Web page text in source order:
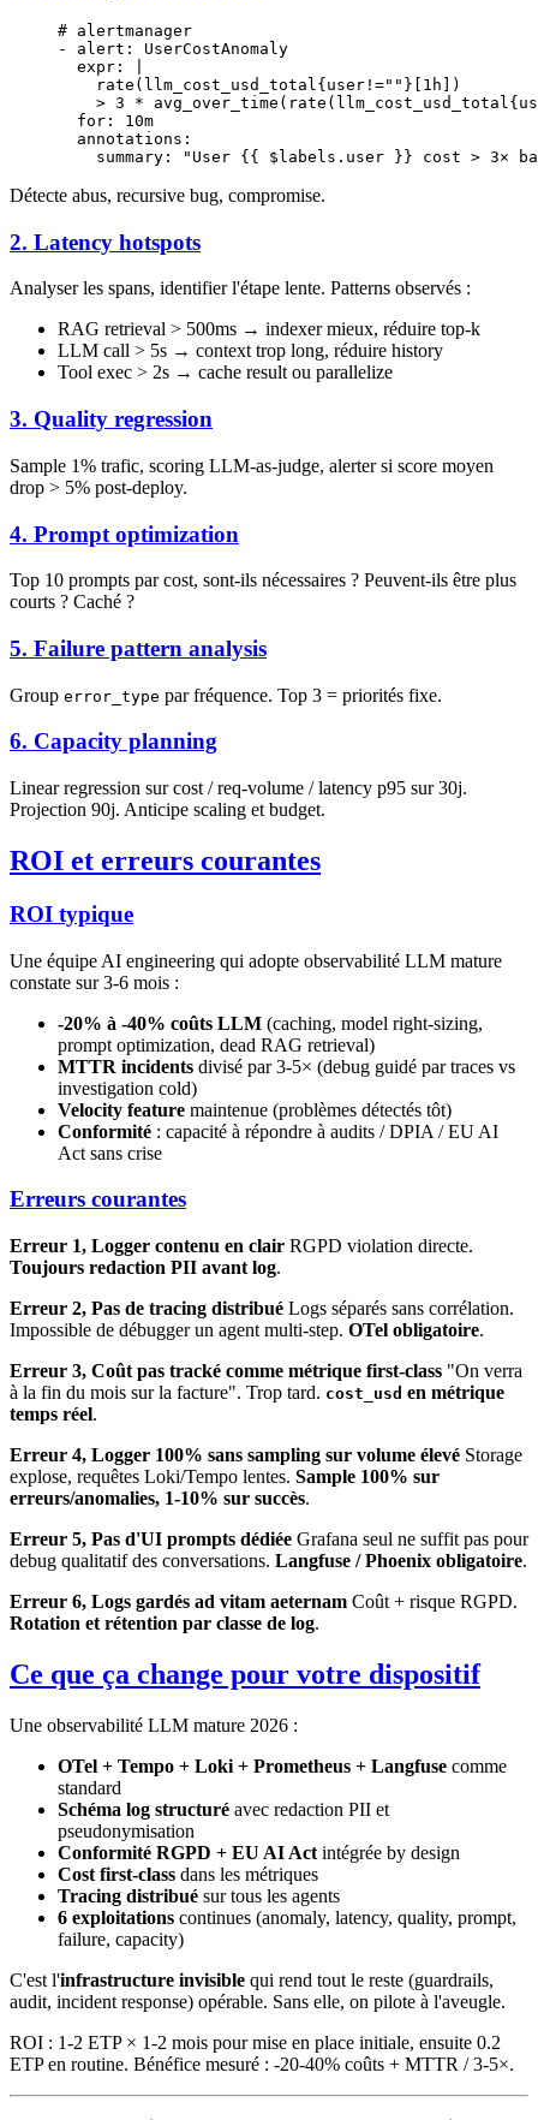
# alertmanager
- alert : UserCostAnomaly
  expr
:
    rate(llm_cost_usd_total{user!=""}[1h])
> 3 *
  for
: 10m
  annotations
:
    summary
: "User {{ $labels.user }} cost > 3×
Détecte abus, recursive bug, compromise.
2. Latency hotspots
Analyser les spans, identifier l'étape lente. Patterns observés :
RAG retrieval > 500ms → indexer mieux, réduire top-k
LLM call > 5s → context trop long, réduire history
Tool exec > 2s → cache result ou parallelize
3. Quality regression
Sample 1% trafic, scoring LLM-as-judge, alerter si score moyen
drop > 5% post-deploy.
4. Prompt optimization
Top 10 prompts par cost, sont-ils nécessaires ? Peuvent-ils être plus
courts ? Caché ?
5. Failure pattern analysis
Group error_type par fréquence. Top 3 = priorités fixe.
6. Capacity planning
Linear regression sur cost / req-volume / latency p95 sur 30j.
Projection 90j. Anticipe scaling et budget.
ROI et erreurs courantes
ROI typique
Une équipe AI engineering qui adopte observabilité LLM mature
constate sur 3-6 mois :
-20% à -40% coûts LLM (caching, model right-sizing,
prompt optimization, dead RAG retrieval)
MTTR incidents divisé par 3-5× (debug guidé par traces vs
investigation cold)
Velocity feature maintenue (problèmes détectés tôt)
Conformité : capacité à répondre à audits / DPIA / EU AI
Act sans crise
Erreurs courantes
Erreur 1, Logger contenu en clair RGPD violation directe.
Toujours redaction PII avant log.
Erreur 2, Pas de tracing distribué Logs séparés sans corrélation.
Impossible de débugger un agent multi-step. OTel obligatoire.
Erreur 3, Coût pas tracké comme métrique first-class "On verra
à la fin du mois sur la facture". Trop tard. cost_usd en métrique
temps réel.
Erreur 4, Logger 100% sans sampling sur volume élevé Storage
explose, requêtes Loki/Tempo lentes. Sample 100% sur
erreurs/anomalies, 1-10% sur succès.
Erreur 5, Pas d'UI prompts dédiée Grafana seul ne suffit pas pour
debug qualitatif des conversations. Langfuse / Phoenix obligatoire.
Erreur 6, Logs gardés ad vitam aeternam Coût + risque RGPD.
Rotation et rétention par classe de log.
Ce que ça change pour votre dispositif
Une observabilité LLM mature 2026 :
OTel + Tempo + Loki + Prometheus + Langfuse comme
standard
Schéma log structuré avec redaction PII et
pseudonymisation
Conformité RGPD + EU AI Act intégrée by design
Cost first-class dans les métriques
Tracing distribué sur tous les agents
6 exploitations continues (anomaly, latency, quality, prompt,
failure, capacity)
C'est l'infrastructure invisible qui rend tout le reste (guardrails,
audit, incident response) opérable. Sans elle, on pilote à l'aveugle.
ROI : 1-2 ETP × 1-2 mois pour mise en place initiale, ensuite 0.2
ETP en routine. Bénéfice mesuré : -20-40% coûts + MTTR / 3-5×.